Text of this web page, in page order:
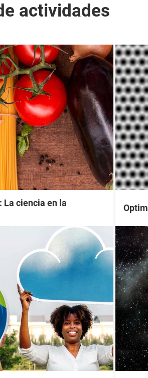
actividades
La ciencia en la